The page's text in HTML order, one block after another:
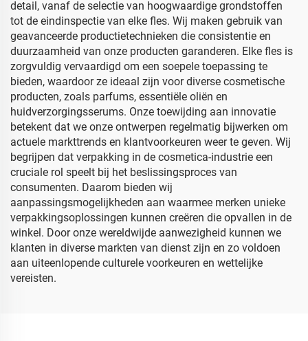
detail, vanaf de selectie van hoogwaardige grondstoffen
tot de eindinspectie van elke fles. Wij maken gebruik van
geavanceerde productietechnieken die consistentie en
duurzaamheid van onze producten garanderen. Elke fles is
zorgvuldig vervaardigd om een soepele toepassing te
bieden, waardoor ze ideaal zijn voor diverse cosmetische
producten, zoals parfums, essentiële oliën en
huidverzorgingsserums. Onze toewijding aan innovatie
betekent dat we onze ontwerpen regelmatig bijwerken om
actuele markttrends en klantvoorkeuren weer te geven. Wij
begrijpen dat verpakking in de cosmetica-industrie een
cruciale rol speelt bij het beslissingsproces van
consumenten. Daarom bieden wij
aanpassingsmogelijkheden aan waarmee merken unieke
verpakkingsoplossingen kunnen creëren die opvallen in de
winkel. Door onze wereldwijde aanwezigheid kunnen we
klanten in diverse markten van dienst zijn en zo voldoen
aan uiteenlopende culturele voorkeuren en wettelijke
vereisten.